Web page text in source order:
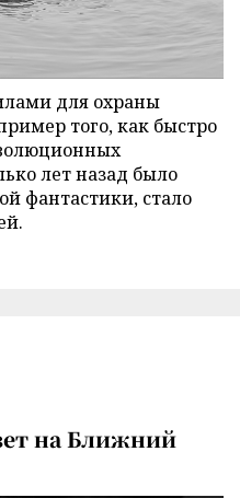
для охраны
того, как быстро
лет назад было
фантастики, стало
на Ближний